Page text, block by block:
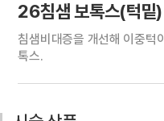
26침샘 보톡스(턱밑)
침샘비대증을 개선해 이중턱
톡스.